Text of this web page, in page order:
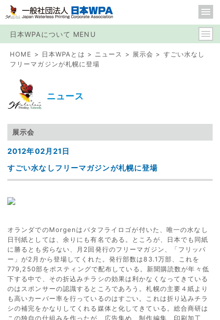
日本WPAについて MENU
HOME 日本WPAとは ニュース 展示会
すごい水なし
フリーマガジンが札幌に登場
ニュース
展示会
2012年02月21日
すごい水なしフリーマガジンが札幌に登場
オランダでのMorgenはバタフライロゴが付いた、唯一の水なし
日刊紙としては、余りにも有名である。ところが、日本でも同紙
に勝るとも劣らない、月2回発行のフリーマガジン、「フリッパ
ー」が2月から登場してくれた。発行部数は83.1万部、これを
779,250部をポスティングで配布している。新聞購読数が年々低
下する中で、その折込みチラシの効果は利かなくなってきている
のはスポンサーの認識するところであろう。札幌の主要４紙より
も高いカーバー率を行っているのはすごい。これは折り込みチラ
シの補完をかなりしてくれる媒体と化してきている。総合商研は
この独自の仕組みを作ったが、広告集め、制作編集、印刷加工、